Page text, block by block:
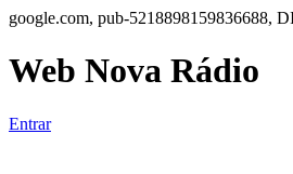
google.com, pub-5218898159836688,
Web Nova Rádio
Entrar